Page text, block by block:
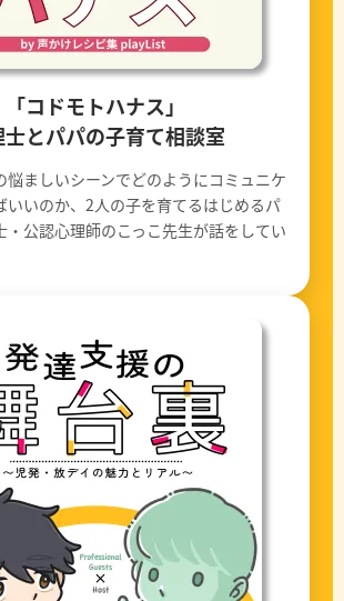
「コドモトハナス」
とパパの子育て相談室
悩ましいシーンでどのようにコミュニケ
いいのか、2人の子を育てるはじめるパ
・公認心理師のこっこ先生が話をしてい